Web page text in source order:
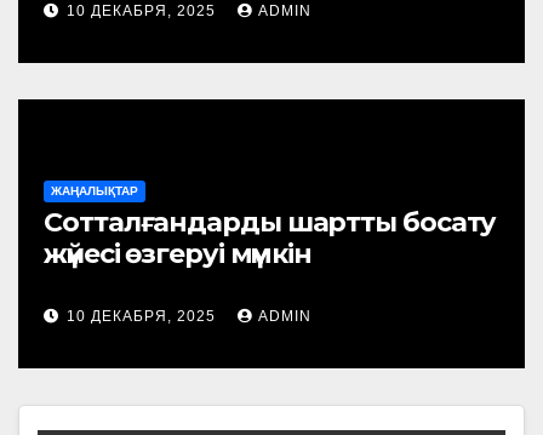
10 ДЕКАБРЯ, 2025 ADMIN
ЖАҢАЛЫҚТАР
Сотталғандарды шартты босату
жүйесі өзгеруі мүмкін
10 ДЕКАБРЯ, 2025 ADMIN